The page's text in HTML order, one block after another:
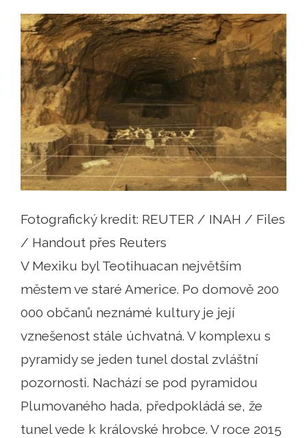
Fotografický kredit: REUTER / INAH / Files
/ Handout přes Reuters
V Mexiku byl Teotihuacan největším
městem ve staré Americe. Po domově 200
000 občanů neznámé kultury je její
vznešenost stále úchvatná. V komplexu s
pyramidy se jeden tunel dostal zvláštní
pozornosti. Nachází se pod pyramidou
Plumovaného hada, předpokládá se, že
tunel vede k královské hrobce. V roce 2015